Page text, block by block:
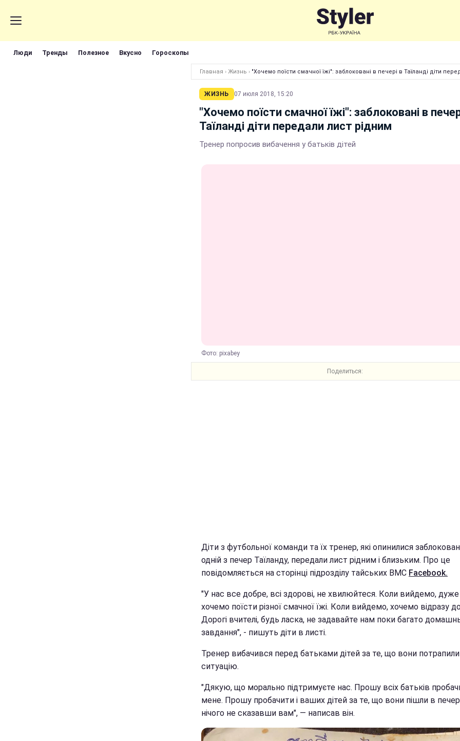
Люди Тренды Полезное Вкусно Гороскопы
Главная › Жизнь › "Хочемо поїсти смачної їжі": заблоковані в печері в Таїланді діти
ЖИЗНЬ 07 июля 2018, 15:20
"Хочемо поїсти смачної їжі": заблоковані в
Таїланді діти передали лист рідним
Тренер попросив вибачення у батьків дітей
Фото: pixabey
Поделиться:
Діти з футбольної команди та їх тренер, які опинилися
одній з печер Таїланду, передали лист рідним і близьким. Про це
повідомляється на сторінці підрозділу тайських ВМС Facebook.
"У нас все добре, всі здорові, не хвилюйтеся. Коли вийдемо, дуже
хочемо поїсти різної смачної їжі. Коли вийдемо, хочемо відразу
Дорогі вчителі, будь ласка, не задавайте нам поки багато
завдання", - пишуть діти в листі.
Тренер вибачився перед батьками дітей за те, що вони
ситуацію.
"Дякую, що морально підтримуєте нас. Прошу всіх батьків
мене. Прошу пробачити і ваших дітей за те, що вони пішли в
нічого не сказавши вам", — написав він.